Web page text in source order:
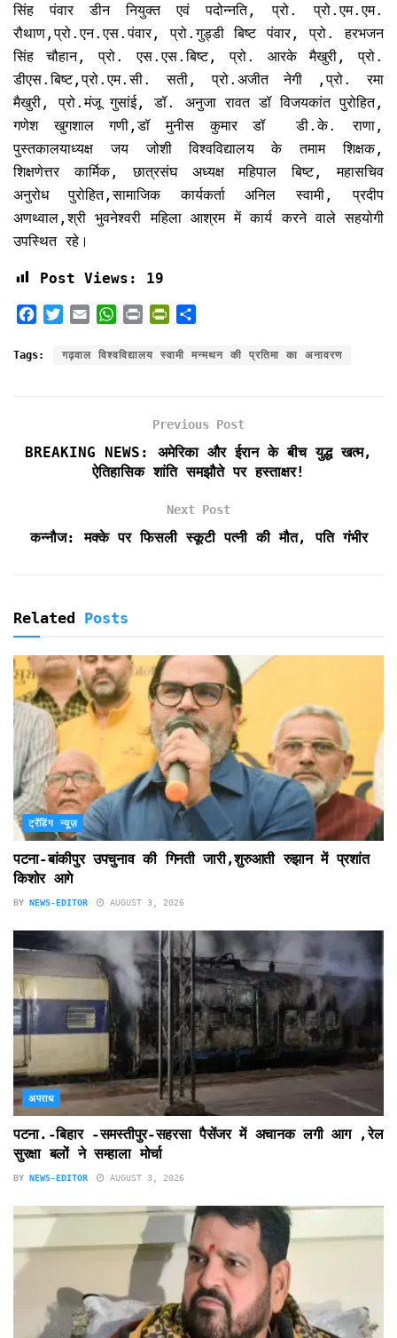
सिंह पंवार डीन नियुक्त एवं पदोन्नति, प्रो. प्रो.एम.एम.
रौथाण,प्रो.एन.एस.पंवार, प्रो.गुड्डी बिष्ट पंवार, प्रो. हरभजन
सिंह चौहान, प्रो. एस.एस.बिष्ट, प्रो. आरके मैखुरी, प्रो.
डीएस.बिष्ट,प्रो.एम.सी. सती, प्रो.अजीत नेगी ,प्रो. रमा
मैखुरी, प्रो.मंजू गुसांई, डॉ. अनुजा रावत डॉ विजयकांत पुरोहित,
गणेश खुगशाल गणी,डॉ मुनीस कुमार डॉ डी.के. राणा,
पुस्तकालयाध्यक्ष जय जोशी विश्वविद्यालय के तमाम शिक्षक,
शिक्षणेत्तर कार्मिक, छात्रसंघ अध्यक्ष महिपाल बिष्ट, महासचिव
अनुरोध पुरोहित,सामाजिक कार्यकर्ता अनिल स्वामी, प्रदीप
अणथ्वाल,श्री भुवनेश्वरी महिला आश्रम में कार्य करने वाले सहयोगी
उपस्थित रहे।
Post Views: 19
c
k
i
a
a
p
i
i
r
i
e
d
l
y
a
Tags: गढ़वाल विश्वविद्यालय स्वामी मन्मथन की प्रतिमा का अनावरण
Previous Post
BREAKING NEWS: अमेरिका और ईरान के बीच युद्ध खत्म,
ऐतिहासिक शांति समझौते पर हस्ताक्षर!
Next Post
कन्नौज: मक्के पर फिसली स्कूटी पत्नी की मौत, पति गंभीर
Related Posts
ट्रेंडिंग न्यूज़
पटना-बांकीपुर उपचुनाव की गिनती जारी,शुरुआती रुझान में प्रशांत
किशोर आगे
BY NEWS-EDITOR AUGUST 3, 2026
अपराध
पटना.-बिहार -समस्तीपुर-सहरसा पैसेंजर में अचानक लगी आग ,रेल
सुरक्षा बलों ने सम्हाला मोर्चा
BY NEWS-EDITOR AUGUST 3, 2026